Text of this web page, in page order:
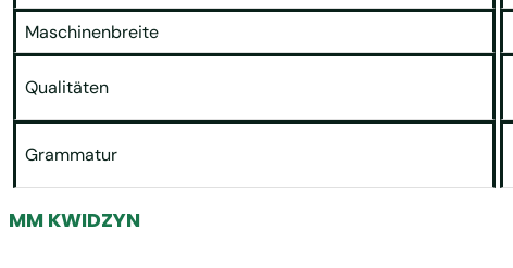
Maschinenbreite
Qualitäten
Grammatur
MM KWIDZYN